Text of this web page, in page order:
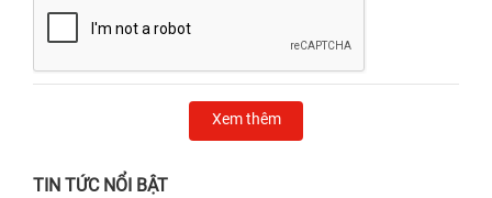
Xem thêm
TIN TỨC NỔI BẬT